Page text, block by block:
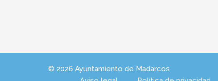
© 2026 Ayuntamiento de Madarcos